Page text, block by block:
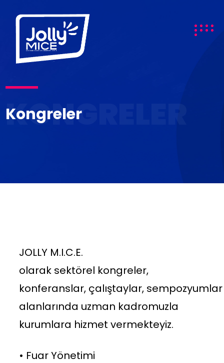
Kongreler
KONGRELER
JOLLY M.I.C.E.
olarak sektörel kongreler,
konferanslar, çalıştaylar, sempozyumlar
alanlarında uzman kadromuzla
kurumlara hizmet vermekteyiz.
• Fuar Yönetimi